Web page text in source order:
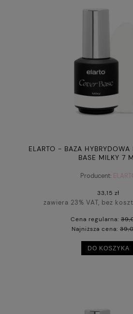
ELARTO - BAZA HYBRYDOWA
BASE MILKY 7
Producent:
33,15 zł
zawiera 23% VAT, bez
Cena regularna:
Najniższa cena:
DO KOSZYKA